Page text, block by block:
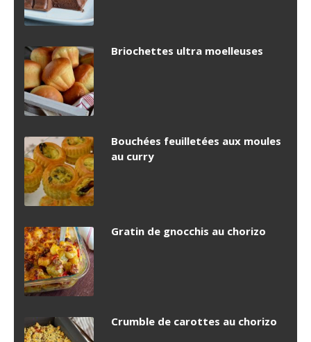
Briochettes ultra moelleuses
Bouchées feuilletées aux moules
au curry
Gratin de gnocchis au chorizo
Crumble de carottes au chorizo